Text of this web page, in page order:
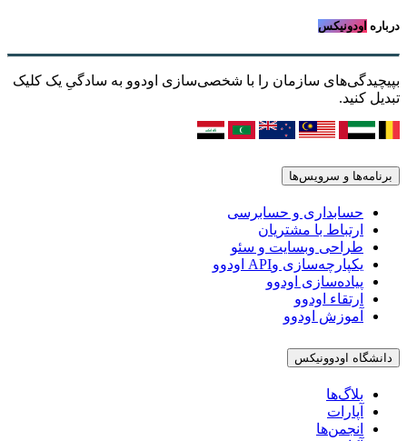
درباره اودونیکس
بپیچیدگی‌های سازمان را با شخصی‌سازی اودوو به سادگیِ یک کلیک
تبدیل کنید.
برنامه‌ها و سرویس‌ها
حسابداری و حسابرسی
ارتباط با مشتریان
طراحی وبسایت و سئو
یکپارچه‌سازی وAPI اودوو
پیاده‌سازی اودوو
ارتقاء اودوو
آموزش اودوو
دانشگاه اودوونیکس
بلاگ‌ها
آپارات
انجمن‌ها